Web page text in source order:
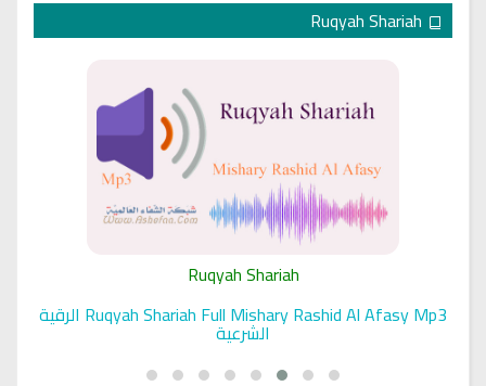
Ruqyah Shariah
Ruqyah Shariah Full Mishary Rashid Al Afasy Mp3 الرقية
الشرعية